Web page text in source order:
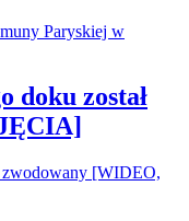
doku został